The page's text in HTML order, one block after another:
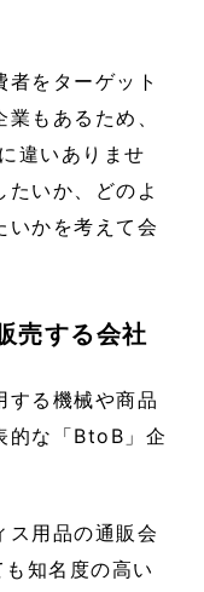
をターゲット
もあるため、
違いありませ
たいか、どのよ
いかを考えて会
売する会社
する機械や商品
的な「BtoB」企
ス用品の通販会
知名度の高い